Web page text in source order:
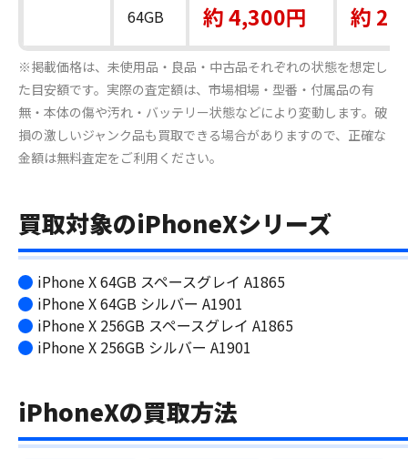
64GB 約 4,300円 約
※掲載価格は、未使用品・良品・中古品それぞれの状態を想定し
た目安額です。実際の査定額は、市場相場・型番・付属品の有
無・本体の傷や汚れ・バッテリー状態などにより変動します。破
損の激しいジャンク品も買取できる場合がありますので、正確な
金額は無料査定をご利用ください。
買取対象のiPhoneXシリーズ
iPhone X 64GB スペースグレイ A1865
iPhone X 64GB シルバー A1901
iPhone X 256GB スペースグレイ A1865
iPhone X 256GB シルバー A1901
iPhoneXの買取方法